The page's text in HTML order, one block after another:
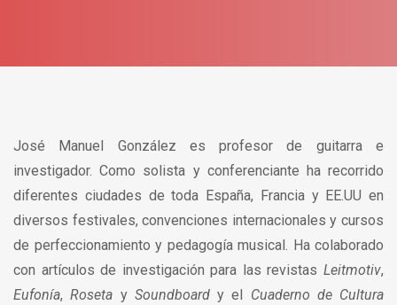
José Manuel González es profesor de guitarra e
investigador. Como solista y conferenciante ha recorrido
diferentes ciudades de toda España, Francia y EE.UU en
diversos festivales, convenciones internacionales y cursos
de perfeccionamiento y pedagogía musical. Ha colaborado
con artículos de investigación para las revistas Leitmotiv,
Eufonía,Roseta y Soundboardy el Cuaderno de Cultura